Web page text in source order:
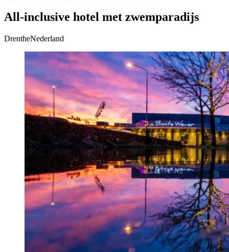
All-inclusive hotel met zwemparadijs
DrentheNederland